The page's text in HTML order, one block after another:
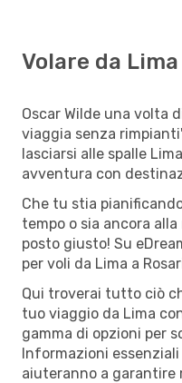
Volare da
Oscar Wilde una volta
viaggia senza
lasciarsi alle spalle
avventura con
Che tu stia
tempo o sia ancora
posto giusto! Su
per voli da Lima a
Qui troverai tutto ciò
tuo viaggio da Lima
gamma di opzioni per
Informazioni
aiuteranno a garantire